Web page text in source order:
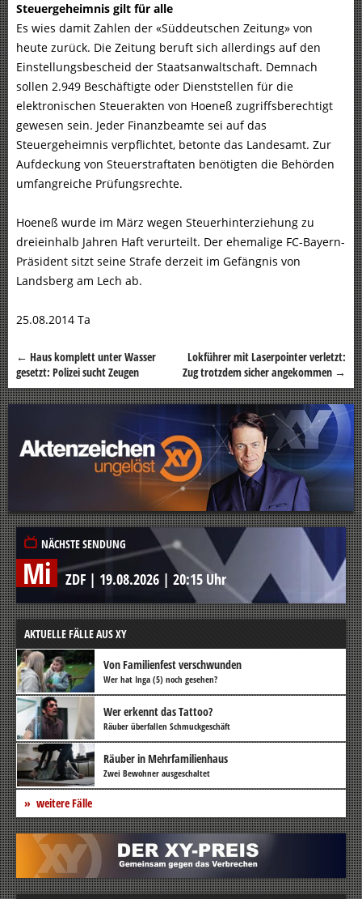
Steuergeheimnis gilt für alle
Es wies damit Zahlen der «Süddeutschen Zeitung» von
heute zurück. Die Zeitung beruft sich allerdings auf den
Einstellungsbescheid der Staatsanwaltschaft. Demnach
sollen 2.949 Beschäftigte oder Dienststellen für die
elektronischen Steuerakten von Hoeneß zugriffsberechtigt
gewesen sein. Jeder Finanzbeamte sei auf das
Steuergeheimnis verpflichtet, betonte das Landesamt. Zur
Aufdeckung von Steuerstraftaten benötigten die Behörden
umfangreiche Prüfungsrechte.
Hoeneß wurde im März wegen Steuerhinterziehung zu
dreieinhalb Jahren Haft verurteilt. Der ehemalige FC-Bayern-
Präsident sitzt seine Strafe derzeit im Gefängnis von
Landsberg am Lech ab.
25.08.2014 Ta
Beitragsnavigation
← Haus komplett unter Wasser
gesetzt: Polizei sucht Zeugen
Lokführer mit Laserpointer verletzt:
Zug trotzdem sicher angekommen →
NÄCHSTE SENDUNG
Mi ZDF | 19.08.2026 | 20:15 Uhr
AKTUELLE FÄLLE AUS XY
Von Familienfest verschwunden
Wer hat Inga (5) noch gesehen?
Wer erkennt das Tattoo?
Räuber überfallen Schmuckgeschäft
Räuber in Mehrfamilienhaus
Zwei Bewohner ausgeschaltet
weitere Fälle